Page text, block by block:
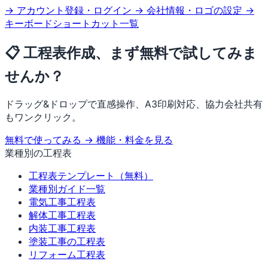
→ アカウント登録・ログイン → 会社情報・ロゴの設定 →
キーボードショートカット一覧
📋 工程表作成、まず無料で試してみま
せんか？
ドラッグ&ドロップで直感操作、A3印刷対応、協力会社共有
もワンクリック。
無料で使ってみる → 機能・料金を見る
業種別の工程表
工程表テンプレート（無料）
業種別ガイド一覧
電気工事工程表
解体工事工程表
内装工事工程表
塗装工事の工程表
リフォーム工程表